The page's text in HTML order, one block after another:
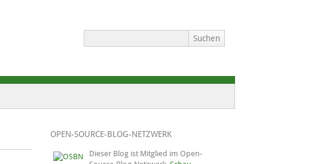
OPEN-SOURCE-BLOG-NETZWERK
Dieser Blog ist Mitglied im Open-